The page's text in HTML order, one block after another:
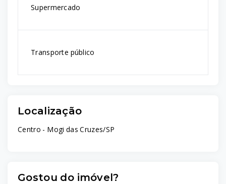
Supermercado
Transporte público
Localização
Centro - Mogi das Cruzes/SP
Gostou do imóvel?